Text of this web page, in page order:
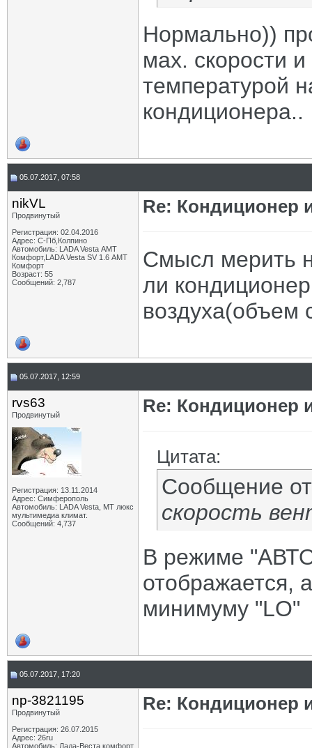
Нормально))
мах. скорости
температурой
кондиционера..
05.07.2017, 07:58
nikVL
Продвинутый
Регистрация: 02.04.2016
Адрес: С-Пб,Колпино
Автомобиль: LADA Vesta АМТ
Комфорт,LADA Vesta SV 1.6 АМТ
Комфорт
Возраст: 55
Сообщений: 2,787
Re: Кондиционер
Смысл мерить
ли
воздуха(объем
05.07.2017, 12:59
rvs63
Продвинутый
Регистрация: 13.11.2014
Адрес: Симферополь
Автомобиль: LADA Vesta, МТ люкс
мультимедиа климат.
Сообщений: 4,737
Re: Кондиционер
Цитата:
Сообщение
скорость
В режиме
отображается,
минимуму "LO"
05.07.2017, 17:20
np-3821195
Продвинутый
Регистрация: 26.07.2015
Адрес: 26ru
Автомобиль: Лада-Веста комфорт
Re: Кондиционер